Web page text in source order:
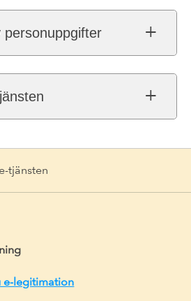
personuppgifter
tjänsten
e-legitimation